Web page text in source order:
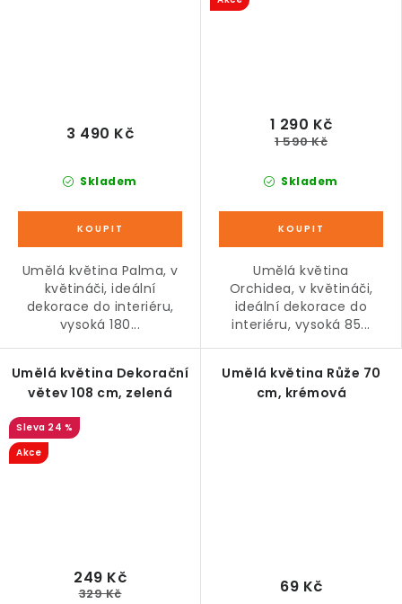
Skladem
3 490 Kč
Umělá květina Palma, v
květináči, ideální
dekorace do interiéru,
vysoká 180...
Skladem
1 290 Kč
1 590 Kč
Umělá květina
Orchidea, v květináči,
ideální dekorace do
interiéru, vysoká 85...
Umělá květina Dekorační
větev 108 cm, zelená
24 %
Akce
249 Kč
329 Kč
Umělá květina Růže 70
cm, krémová
69 Kč